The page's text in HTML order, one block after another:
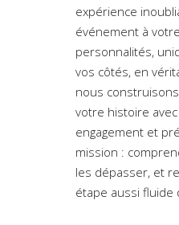
expérience
événement à
personnalités,
vos côtés, en
nous
votre histoire
engagement et
mission :
les dépasser, et
étape aussi fluide